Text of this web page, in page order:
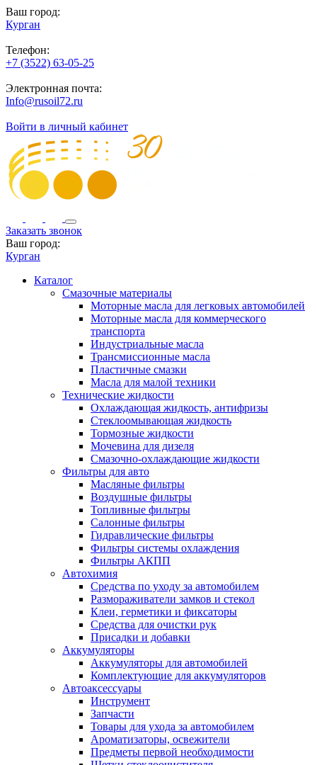
Ваш город:
Курган
Телефон:
+7 (3522) 63-05-25
Электронная почта:
Info@rusoil72.ru
Войти в личный кабинет
Заказать звонок
Ваш город:
Курган
Каталог
Смазочные материалы
Моторные масла для легковых автомобилей
Моторные масла для коммерческого
транспорта
Индустриальные масла
Трансмиссионные масла
Пластичные смазки
Масла для малой техники
Технические жидкости
Охлаждающая жидкость, антифризы
Стеклоомывающая жидкость
Тормозные жидкости
Мочевина для дизеля
Смазочно-охлаждающие жидкости
Фильтры для авто
Масляные фильтры
Воздушные фильтры
Топливные фильтры
Салонные фильтры
Гидравлические фильтры
Фильтры системы охлаждения
Фильтры АКПП
Автохимия
Средства по уходу за автомобилем
Размораживатели замков и стекол
Клеи, герметики и фиксаторы
Средства для очистки рук
Присадки и добавки
Аккумуляторы
Аккумуляторы для автомобилей
Комплектующие для аккумуляторов
Автоаксессуары
Инструмент
Запчасти
Товары для ухода за автомобилем
Ароматизаторы, освежители
Предметы первой необходимости